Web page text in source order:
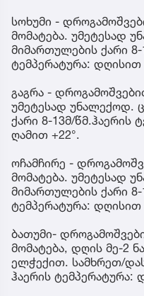
სოხუმი -
მომატება. უმეტესად
მიმართულების ქარი 8-
ტემპერატურა: დღისით
გაგრა -
უმეტესად უნალექოდ.
ქარი 8-13მ/წმ.ჰაერის
ღამით +22°.
ოჩამჩირე -
მომატება. უმეტესად
მიმართულების ქარი 8-
ტემპერატურა: დღისით
ბათუმი-
მომატება, დღის მე-2
ელჭექით. სამხრეთ/
ჰაერის ტემპერატურა: